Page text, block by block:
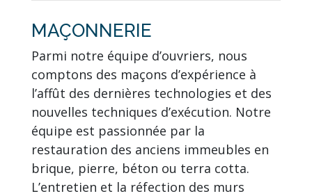
MAÇONNERIE
Parmi notre équipe d’ouvriers, nous
comptons des maçons d’expérience à
l’affût des dernières technologies et des
nouvelles techniques d’exécution. Notre
équipe est passionnée par la
restauration des anciens immeubles en
brique, pierre, béton ou terra cotta.
L’entretien et la réfection des murs